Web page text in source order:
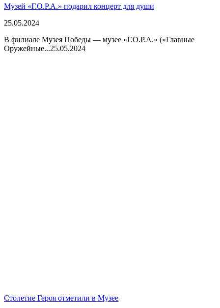
Музей «Г.О.Р.А.» подарил концерт для души
25.05.2024
В филиале Музея Победы — музее «Г.О.Р.А.» («Главные
Оружейные...25.05.2024
Столетие Героя отметили в Музее